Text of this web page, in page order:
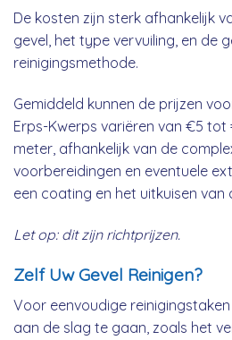
De kosten zijn sterk afhankelijk
gevel, het type vervuiling, en de
reinigingsmethode.
Gemiddeld kunnen de prijzen
Erps-Kwerps variëren van €5
meter, afhankelijk van de
voorbereidingen en eventuele
een coating en het uitkuisen
Let op: dit zijn richtprijzen.
Zelf Uw Gevel Reinigen?
Voor eenvoudige
aan de slag te gaan, zoals het